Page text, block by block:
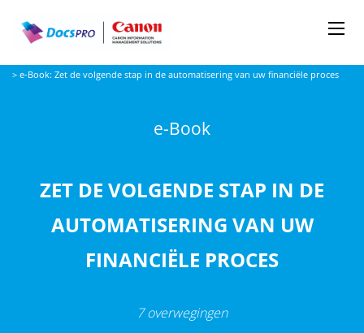
Docspro
> e-Book: Zet de volgende stap in de automatisering van uw financiële proces
e-Book
ZET DE VOLGENDE STAP IN DE
AUTOMATISERING VAN UW
FINANCIËLE PROCES
7 overwegingen